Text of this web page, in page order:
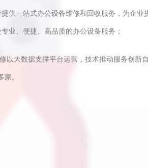
供一站式办公设备维修和回收服务，为企业
业、便捷、高品质的办公设备服务；
以大数据支撑平台运营，技术推动服务创新
。